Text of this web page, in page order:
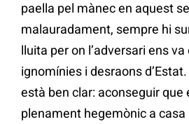
paella pel mànec en aquest
malauradament, sempre hi
lluita per on l’adversari ens
ignomínies i desraons
està ben clar: aconseguir que
plenament hegemònic a